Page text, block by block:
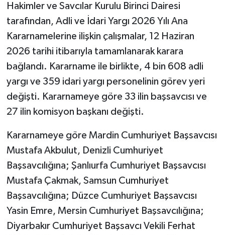
Hakimler ve Savcılar Kurulu Birinci Dairesi
tarafından, Adli ve İdari Yargı 2026 Yılı Ana
Kararnamelerine ilişkin çalışmalar, 12 Haziran
2026 tarihi itibarıyla tamamlanarak karara
bağlandı. Kararname ile birlikte, 4 bin 608 adli
yargı ve 359 idari yargı personelinin görev yeri
değişti. Kararnameye göre 33 ilin başsavcısı ve
27 ilin komisyon başkanı değişti.
Kararnameye göre Mardin Cumhuriyet Başsavcısı
Mustafa Akbulut, Denizli Cumhuriyet
Başsavcılığına; Şanlıurfa Cumhuriyet Başsavcısı
Mustafa Çakmak, Samsun Cumhuriyet
Başsavcılığına; Düzce Cumhuriyet Başsavcısı
Yasin Emre, Mersin Cumhuriyet Başsavcılığına;
Diyarbakır Cumhuriyet Başsavcı Vekili Ferhat